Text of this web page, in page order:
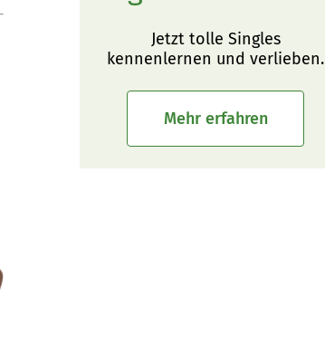
Jetzt tolle Singles
kennenlernen und verlieben.
Mehr erfahren